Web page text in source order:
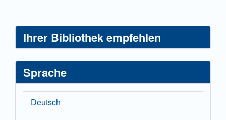
eines Forschungsfelds. In: Zeitschrift für Pädagogik 66,
6, S. 783–787.
(2024): ‚Bildungsperspektiven‘. Die Allgemeine
Erziehungswissenschaft im Spiegel ihrer
Publikationen. In: Erdmann, Daniel/Haupt,
Selma/Hofbauer, Susann/Otterspeer, Lukas/Schreiber,
Ihrer Bibliothek empfehlen
Sprache
Deutsch